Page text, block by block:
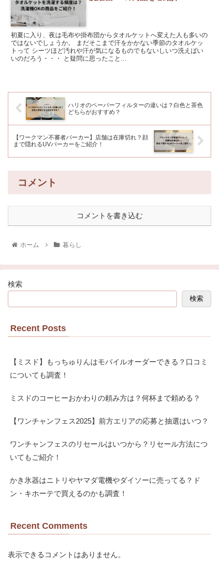
初夏に入り、夜は毛布や掛布団からタオルケットへ変えた人も多いの
ではないでしょうか。 まだそこまで汗をかかない季節のタオルケッ
トって シーツほど汚れや汗が気になるものでもないしいつ洗えばい
いのだろう・・・ と疑問に思ったこと...
ハリオのペーパーフィルターの違いは？白色と茶色
どちらがおすすめ？
【ワークマン不審者パーカー】店舗は在庫切れ？顔
まで隠れるUVパーカーをご紹介！
コメント
コメントを書き込む
ホーム 暮らし
検索
検索
Recent Posts
【ミスド】もっちゅりんはモバイルオーダーできる？口コミ
についても調査！
ミスドのコーヒーおかわりの頼み方は？何杯まで頼める？
【ワンチャンフェス2025】前方エリアの応募と抽選はいつ？
ワンチャンフェスのリセールはいつから？リセール方法につ
いてもご紹介！
かき氷器はニトリやヤマダ電機やダイソーに売ってる？ド
ン・キホーテで買えるのかも調査！
Recent Comments
表示できるコメントはありません。